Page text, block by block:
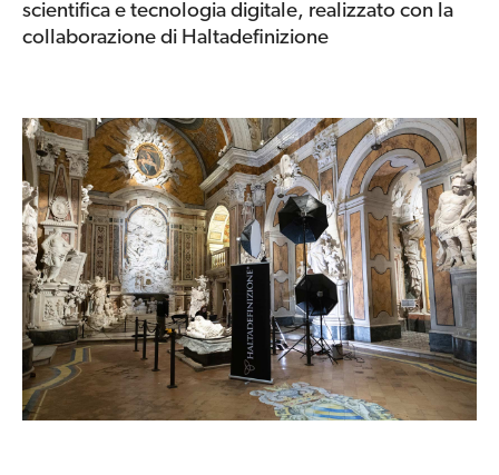
scientifica e tecnologia digitale, realizzato con la
collaborazione di Haltadefinizione